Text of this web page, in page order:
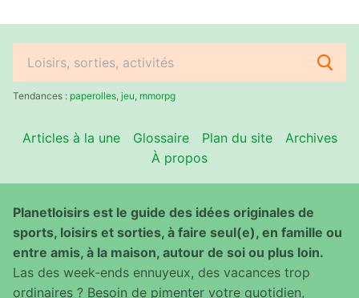
Rechercher
:Tendances : paperolles jeu mmorpg
Articles à la une Glossaire Plan du site
Archives
À propos
Planetloisirs est le guide des idées originales de
sports, loisirs et sorties, à faire seul(e), en famille ou
entre amis, à la maison, autour de soi ou plus loin.
Las des week-ends ennuyeux, des vacances trop
ordinaires ? Besoin de pimenter votre quotidien,